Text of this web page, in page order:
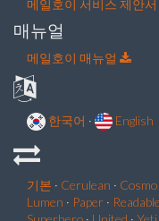
메일호이 서비스 제안서
매뉴얼
메일호이 매뉴얼
한국어 · English
기본 · Cerulean · Cosmo
Lumen · Paper · Readable